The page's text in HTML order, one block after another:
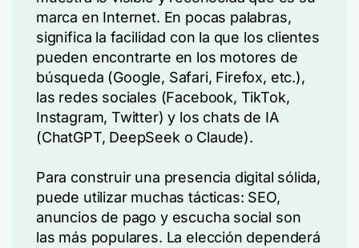
marca en Internet. En pocas palabras,
significa la facilidad con la que los clientes
pueden encontrarte en los motores de
búsqueda (Google, Safari, Firefox, etc.),
las redes sociales (Facebook, TikTok,
Instagram, Twitter) y los chats de IA
(ChatGPT, DeepSeek o Claude).
Para construir una presencia digital sólida,
puede utilizar muchas tácticas: SEO,
anuncios de pago y escucha social son
las más populares. La elección dependerá